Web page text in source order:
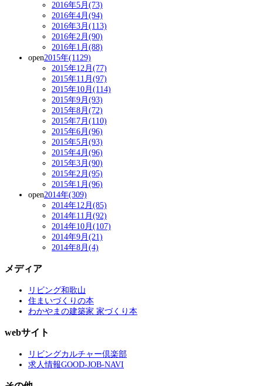
2016年5月(73)
2016年4月(94)
2016年3月(113)
2016年2月(90)
2016年1月(88)
open2015年(1129)
2015年12月(77)
2015年11月(97)
2015年10月(114)
2015年9月(93)
2015年8月(72)
2015年7月(110)
2015年6月(96)
2015年5月(93)
2015年4月(96)
2015年3月(90)
2015年2月(95)
2015年1月(96)
open2014年(309)
2014年12月(85)
2014年11月(92)
2014年10月(107)
2014年9月(21)
2014年8月(4)
メディア
リビング和歌山
住まいづくりの本
わかやまの建築家 家づくり本
webサイト
リビングカルチャー倶楽部
求人情報GOOD-JOB-NAVI